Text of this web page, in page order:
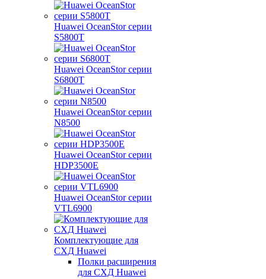
Huawei OceanStor серии
S5800T
Huawei OceanStor серии
S6800T
Huawei OceanStor серии
N8500
Huawei OceanStor серии
HDP3500E
Huawei OceanStor серии
VTL6900
Комплектующие для
СХД Huawei
Полки расширения
для СХД Huawei